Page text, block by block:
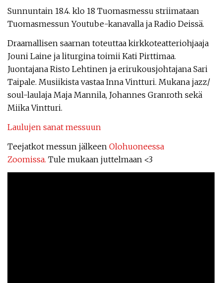
Sunnuntain 18.4. klo 18 Tuomasmessu striimataan
Tuomasmessun Youtube-kanavalla ja Radio Deissä.
Draamallisen saarnan toteuttaa kirkkoteatteriohjaaja
Jouni Laine ja liturgina toimii Kati Pirttimaa.
Juontajana Risto Lehtinen ja erirukousjohtajana Sari
Taipale. Musiikista vastaa Inna Vintturi. Mukana jazz/
soul-laulaja Maja Mannila, Johannes Granroth sekä
Miika Vintturi.
Laulujen sanat messuun
Teejatkot messun jälkeen Olohuoneessa
Zoomissa. Tule mukaan juttelmaan <3